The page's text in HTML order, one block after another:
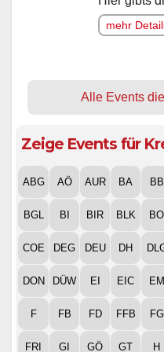
mehr
Alle Events
Zeige Events für
ABG AÖ AUR BA BB
BGL BI BIR BLK BO
COE DEG DEU DH
DON DÜW EI EIC EM
F FB FD FFB FG
FRI GI GÖ GT H